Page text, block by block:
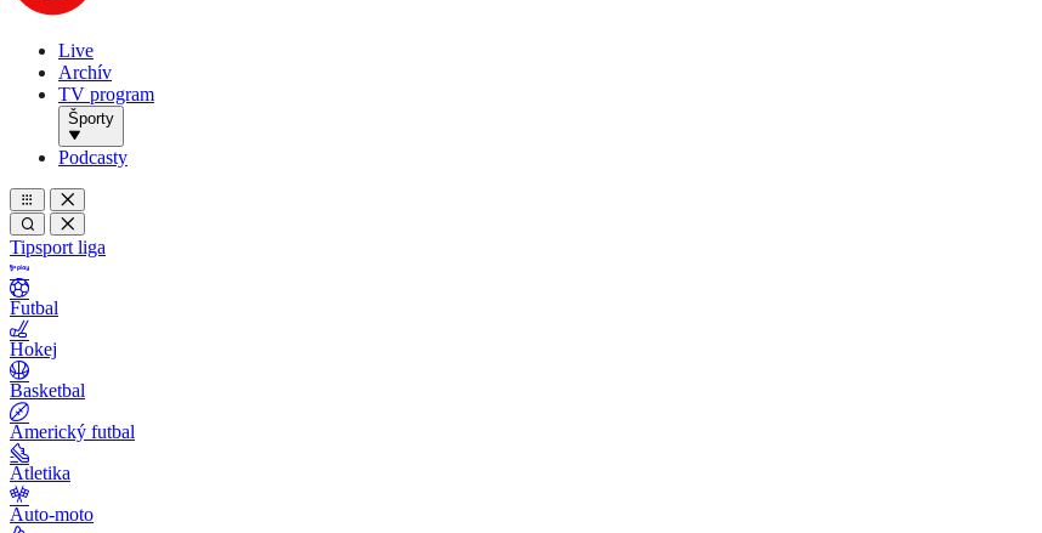
Live
Archív
TV program
Športy
Podcasty
Tipsport liga
Futbal
Hokej
Basketbal
Americký futbal
Atletika
Auto-moto